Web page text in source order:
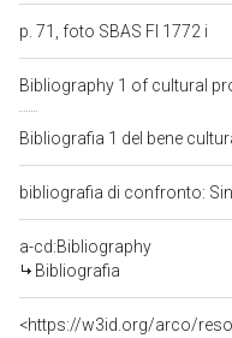
p. 71, foto SBAS FI 1772 i
Bibliography 1 of cultural
Bibliografia 1 del bene
bibliografia di confronto:
a-cd:Bibliography
Bibliografia
<https://w3id.org/arco/